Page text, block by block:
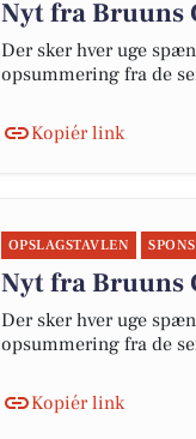
Nyt fra Bruuns
Der sker hver uge
opsummering fra de
Kopiér link
OPSLAGSTAVLEN
Nyt fra Bruuns
Der sker hver uge
opsummering fra de
Kopiér link